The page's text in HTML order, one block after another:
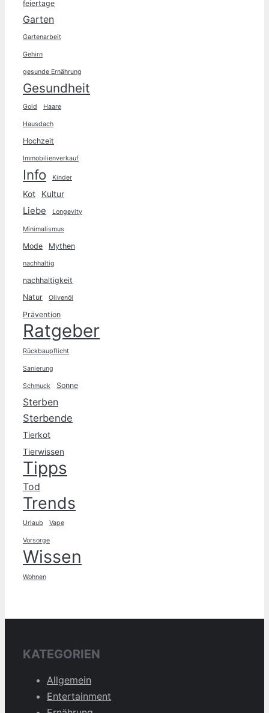
feiertage
Garten
Gartenarbeit
Gehirn
gesunde Ernährung
Gesundheit
Gold Haare
Hausdach
Hochzeit
Immobilienverkauf
Info Kinder
Kot Kultur
Liebe Longevity
Minimalismus
Mode Mythen
nachhaltig
nachhaltigkeit
Natur
Olivenöl
Prävention
Ratgeber
Rückbaupflicht
Sanierung
Schmuck Sonne
Sterben
Sterbende
Tierkot
Tierwissen
Tipps
Tod
Trends
Urlaub Vape
Vorsorge
Wissen
Wohnen
KATEGORIEN
Allgemein
Entertainment